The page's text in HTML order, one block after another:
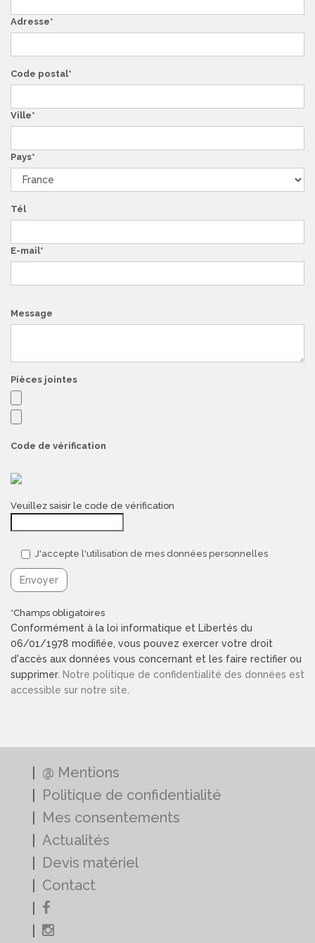
Adresse
Code postal
Ville
Pays
Tél
E-mail
Message
Pièces jointes
Code de vérification
Veuillez saisir le code de vérification
J'accepte l'utilisation de mes données personnelles
*Champs obligatoires
Conformément à la loi informatique et Libertés du
06/01/1978 modifiée, vous pouvez exercer votre droit
d'accès aux données vous concernant et les faire rectifier ou
supprimer. Notre politique de confidentialité des données est
accessible sur notre site.
@ Mentions
Politique de confidentialité
Mes consentements
Actualités
Devis matériel
Contact